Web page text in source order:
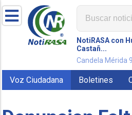
NotiRASA con
Castañ...
Candela Mérida
Voz Ciudadana Boletines